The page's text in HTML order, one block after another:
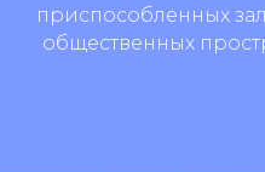
приспособленных
общественных